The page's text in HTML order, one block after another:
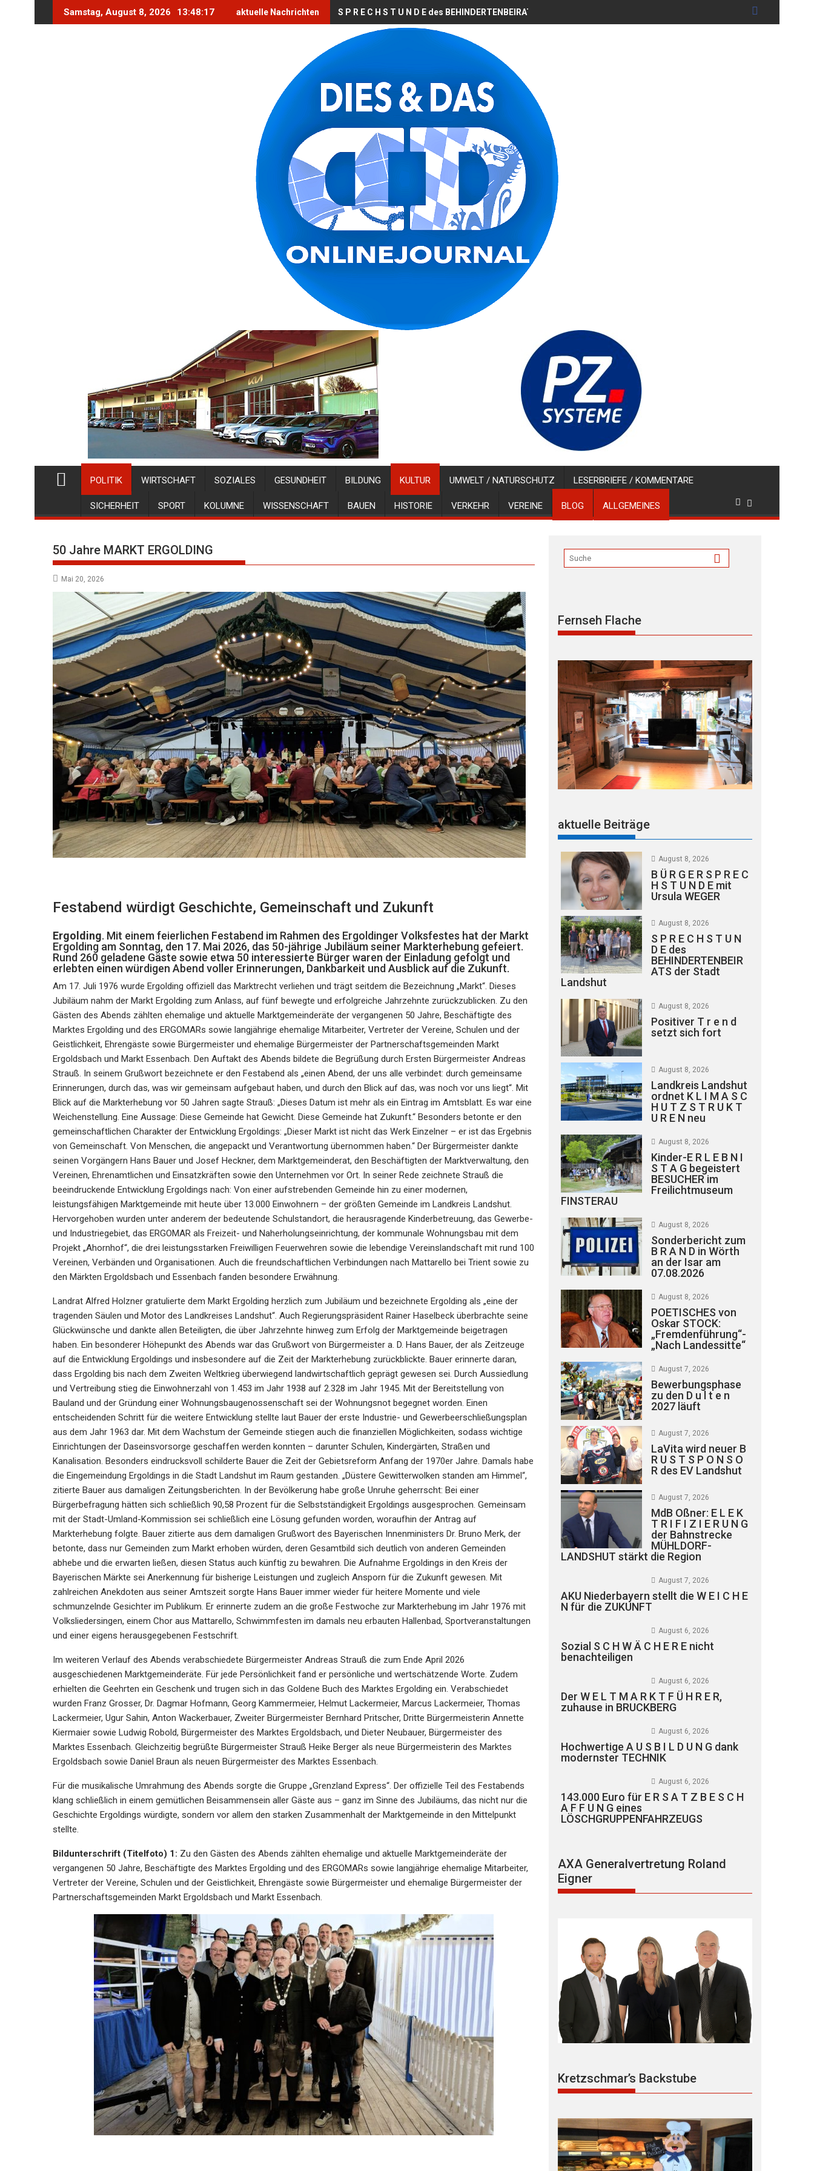
Samstag, August 8, 2026 13:48:19 aktuelle Nachrichten S P R E C H S T U N D E des BEHINDERTENBEIRATS der Stadt Landshut
POLITIK WIRTSCHAFT SOZIALES GESUNDHEIT BILDUNG KULTUR UMWELT / NATURSCHUTZ LESERBRIEFE / KOMMENTARE
SICHERHEIT SPORT KOLUMNE WISSENSCHAFT BAUEN HISTORIE VERKEHR VEREINE BLOG ALLGEMEINES
50 Jahre MARKT ERGOLDING
Mai 20, 2026
Festabend würdigt Geschichte, Gemeinschaft und Zukunft
Ergolding. Mit einem feierlichen Festabend im Rahmen des Ergoldinger Volksfestes hat der Markt
Ergolding am Sonntag, den 17. Mai 2026, das 50-jährige Jubiläum seiner Markterhebung gefeiert.
Rund 260 geladene Gäste sowie etwa 50 interessierte Bürger waren der Einladung gefolgt und
erlebten einen würdigen Abend voller Erinnerungen, Dankbarkeit und Ausblick auf die Zukunft.
Am 17. Juli 1976 wurde Ergolding offiziell das Marktrecht verliehen und trägt seitdem die Bezeichnung „Markt“. Dieses
Jubiläum nahm der Markt Ergolding zum Anlass, auf fünf bewegte und erfolgreiche Jahrzehnte zurückzublicken. Zu den
Gästen des Abends zählten ehemalige und aktuelle Marktgemeinderäte der vergangenen 50 Jahre, Beschäftigte des
Marktes Ergolding und des ERGOMARs sowie langjährige ehemalige Mitarbeiter, Vertreter der Vereine, Schulen und der
Geistlichkeit, Ehrengäste sowie Bürgermeister und ehemalige Bürgermeister der Partnerschaftsgemeinden Markt
Ergoldsbach und Markt Essenbach. Den Auftakt des Abends bildete die Begrüßung durch Ersten Bürgermeister Andreas
Strauß. In seinem Grußwort bezeichnete er den Festabend als „einen Abend, der uns alle verbindet: durch gemeinsame
Erinnerungen, durch das, was wir gemeinsam aufgebaut haben, und durch den Blick auf das, was noch vor uns liegt“. Mit
Blick auf die Markterhebung vor 50 Jahren sagte Strauß: „Dieses Datum ist mehr als ein Eintrag im Amtsblatt. Es war eine
Weichenstellung. Eine Aussage: Diese Gemeinde hat Gewicht. Diese Gemeinde hat Zukunft.“ Besonders betonte er den
gemeinschaftlichen Charakter der Entwicklung Ergoldings: „Dieser Markt ist nicht das Werk Einzelner – er ist das Ergebnis
von Gemeinschaft. Von Menschen, die angepackt und Verantwortung übernommen haben.“ Der Bürgermeister dankte
seinen Vorgängern Hans Bauer und Josef Heckner, dem Marktgemeinderat, den Beschäftigten der Marktverwaltung, den
Vereinen, Ehrenamtlichen und Einsatzkräften sowie den Unternehmen vor Ort. In seiner Rede zeichnete Strauß die
beeindruckende Entwicklung Ergoldings nach: Von einer aufstrebenden Gemeinde hin zu einer modernen,
leistungsfähigen Marktgemeinde mit heute über 13.000 Einwohnern – der größten Gemeinde im Landkreis Landshut.
Hervorgehoben wurden unter anderem der bedeutende Schulstandort, die herausragende Kinderbetreuung, das Gewerbe-
und Industriegebiet, das ERGOMAR als Freizeit- und Naherholungseinrichtung, der kommunale Wohnungsbau mit dem
Projekt „Ahornhof“, die drei leistungsstarken Freiwilligen Feuerwehren sowie die lebendige Vereinslandschaft mit rund 100
Vereinen, Verbänden und Organisationen. Auch die freundschaftlichen Verbindungen nach Mattarello bei Trient sowie zu
den Märkten Ergoldsbach und Essenbach fanden besondere Erwähnung.
Landrat Alfred Holzner gratulierte dem Markt Ergolding herzlich zum Jubiläum und bezeichnete Ergolding als „eine der
tragenden Säulen und Motor des Landkreises Landshut“. Auch Regierungspräsident Rainer Haselbeck überbrachte seine
Glückwünsche und dankte allen Beteiligten, die über Jahrzehnte hinweg zum Erfolg der Marktgemeinde beigetragen
haben. Ein besonderer Höhepunkt des Abends war das Grußwort von Bürgermeister a. D. Hans Bauer, der als Zeitzeuge
auf die Entwicklung Ergoldings und insbesondere auf die Zeit der Markterhebung zurückblickte. Bauer erinnerte daran,
dass Ergolding bis nach dem Zweiten Weltkrieg überwiegend landwirtschaftlich geprägt gewesen sei. Durch Aussiedlung
und Vertreibung stieg die Einwohnerzahl von 1.453 im Jahr 1938 auf 2.328 im Jahr 1945. Mit der Bereitstellung von
Bauland und der Gründung einer Wohnungsbaugenossenschaft sei der Wohnungsnot begegnet worden. Einen
entscheidenden Schritt für die weitere Entwicklung stellte laut Bauer der erste Industrie- und Gewerbeerschließungsplan
aus dem Jahr 1963 dar. Mit dem Wachstum der Gemeinde stiegen auch die finanziellen Möglichkeiten, sodass wichtige
Einrichtungen der Daseinsvorsorge geschaffen werden konnten – darunter Schulen, Kindergärten, Straßen und
Kanalisation. Besonders eindrucksvoll schilderte Bauer die Zeit der Gebietsreform Anfang der 1970er Jahre. Damals habe
die Eingemeindung Ergoldings in die Stadt Landshut im Raum gestanden. „Düstere Gewitterwolken standen am Himmel“,
zitierte Bauer aus damaligen Zeitungsberichten. In der Bevölkerung habe große Unruhe geherrscht: Bei einer
Bürgerbefragung hätten sich schließlich 90,58 Prozent für die Selbstständigkeit Ergoldings ausgesprochen. Gemeinsam
mit der Stadt-Umland-Kommission sei schließlich eine Lösung gefunden worden, woraufhin der Antrag auf
Markterhebung folgte. Bauer zitierte aus dem damaligen Grußwort des Bayerischen Innenministers Dr. Bruno Merk, der
betonte, dass nur Gemeinden zum Markt erhoben würden, deren Gesamtbild sich deutlich von anderen Gemeinden
abhebe und die erwarten ließen, diesen Status auch künftig zu bewahren. Die Aufnahme Ergoldings in den Kreis der
Bayerischen Märkte sei Anerkennung für bisherige Leistungen und zugleich Ansporn für die Zukunft gewesen. Mit
zahlreichen Anekdoten aus seiner Amtszeit sorgte Hans Bauer immer wieder für heitere Momente und viele
schmunzelnde Gesichter im Publikum. Er erinnerte zudem an die große Festwoche zur Markterhebung im Jahr 1976 mit
Volksliedersingen, einem Chor aus Mattarello, Schwimmfesten im damals neu erbauten Hallenbad, Sportveranstaltungen
und einer eigens herausgegebenen Festschrift.
Im weiteren Verlauf des Abends verabschiedete Bürgermeister Andreas Strauß die zum Ende April 2026
ausgeschiedenen Marktgemeinderäte. Für jede Persönlichkeit fand er persönliche und wertschätzende Worte. Zudem
erhielten die Geehrten ein Geschenk und trugen sich in das Goldene Buch des Marktes Ergolding ein. Verabschiedet
wurden Franz Grosser, Dr. Dagmar Hofmann, Georg Kammermeier, Helmut Lackermeier, Marcus Lackermeier, Thomas
Lackermeier, Ugur Sahin, Anton Wackerbauer, Zweiter Bürgermeister Bernhard Pritscher, Dritte Bürgermeisterin Annette
Kiermaier sowie Ludwig Robold, Bürgermeister des Marktes Ergoldsbach, und Dieter Neubauer, Bürgermeister des
Marktes Essenbach. Gleichzeitig begrüßte Bürgermeister Strauß Heike Berger als neue Bürgermeisterin des Marktes
Ergoldsbach sowie Daniel Braun als neuen Bürgermeister des Marktes Essenbach.
Für die musikalische Umrahmung des Abends sorgte die Gruppe „Grenzland Express“. Der offizielle Teil des Festabends
klang schließlich in einem gemütlichen Beisammensein aller Gäste aus – ganz im Sinne des Jubiläums, das nicht nur die
Geschichte Ergoldings würdigte, sondern vor allem den starken Zusammenhalt der Marktgemeinde in den Mittelpunkt
stellte.
Bildunterschrift (Titelfoto) 1: Zu den Gästen des Abends zählten ehemalige und aktuelle Marktgemeinderäte der
vergangenen 50 Jahre, Beschäftigte des Marktes Ergolding und des ERGOMARs sowie langjährige ehemalige Mitarbeiter,
Vertreter der Vereine, Schulen und der Geistlichkeit, Ehrengäste sowie Bürgermeister und ehemalige Bürgermeister der
Partnerschaftsgemeinden Markt Ergoldsbach und Markt Essenbach.
Fernseh Flache
aktuelle Beiträge
August 8, 2026
B Ü R G E R S P R E C
H S T U N D E mit
Ursula WEGER
August 8, 2026
S P R E C H S T U N
D E des
BEHINDERTENBEIR
ATS der Stadt
Landshut
August 8, 2026
Positiver T r e n d
setzt sich fort
August 8, 2026
Landkreis Landshut
ordnet K L I M A S C
H U T Z S T R U K T
U R E N neu
August 8, 2026
Kinder-E R L E B N I
S T A G begeistert
BESUCHER im
Freilichtmuseum
FINSTERAU
August 8, 2026
Sonderbericht zum
B R A N D in Wörth
an der Isar am
07.08.2026
August 8, 2026
POETISCHES von
Oskar STOCK:
„Fremdenführung“-
„Nach Landessitte“
August 7, 2026
Bewerbungsphase
zu den D u l t e n
2027 läuft
August 7, 2026
LaVita wird neuer B
R U S T S P O N S O
R des EV Landshut
August 7, 2026
MdB Oßner: E L E K
T R I F I Z I E R U N G
der Bahnstrecke
MÜHLDORF-
LANDSHUT stärkt die Region
August 7, 2026
AKU Niederbayern stellt die W E I C H E
N für die ZUKUNFT
August 6, 2026
Sozial S C H W Ä C H E R E nicht
benachteiligen
August 6, 2026
Der W E L T M A R K T F Ü H R E R,
zuhause in BRUCKBERG
August 6, 2026
Hochwertige A U S B I L D U N G dank
modernster TECHNIK
August 6, 2026
143.000 Euro für E R S A T Z B E S C H
A F F U N G eines
LÖSCHGRUPPENFAHRZEUGS
AXA Generalvertretung Roland
Eigner
Kretzschmar’s Backstube